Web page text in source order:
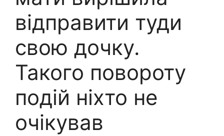
відправити туди
свою дочку.
Такого повороту
подій ніхто не
очікував